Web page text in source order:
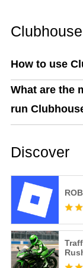
How to use
What are the
run
Discover